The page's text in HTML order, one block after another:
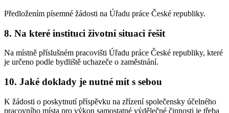
Předložením písemné žádosti na Úřadu práce České republiky.
8. Na které instituci životní situaci řešit
Na místně příslušném pracovišti Úřadu práce České republiky, které
je určeno podle bydliště uchazeče o zaměstnání.
10. Jaké doklady je nutné mít s sebou
K žádosti o poskytnutí příspěvku na zřízení společensky účelného
pracovního místa pro výkon samostatné výdělečné činnosti je třeba